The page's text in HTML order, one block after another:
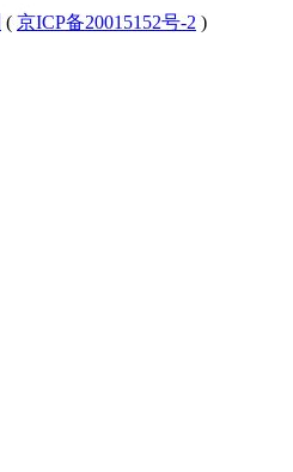
( 京ICP备20015152号-2 )